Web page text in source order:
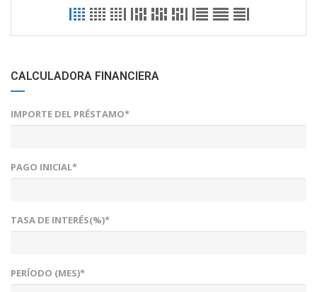
CALCULADORA FINANCIERA
IMPORTE DEL PRÉSTAMO*
PAGO INICIAL*
TASA DE INTERÉS(%)*
PERÍODO (MES)*